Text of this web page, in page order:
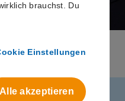
brauchst. Du
Einstellungen
Alle akzeptieren